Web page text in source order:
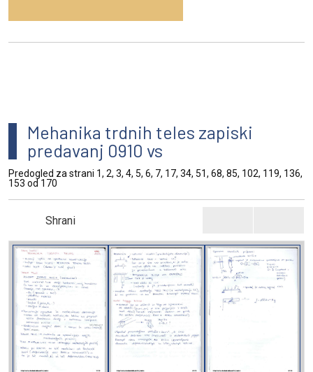
Mehanika trdnih teles zapiski
predavanj 0910 vs
Predogled za strani 1, 2, 3, 4, 5, 6, 7, 17, 34, 51, 68, 85, 102, 119, 136,
153 od 170
Shrani